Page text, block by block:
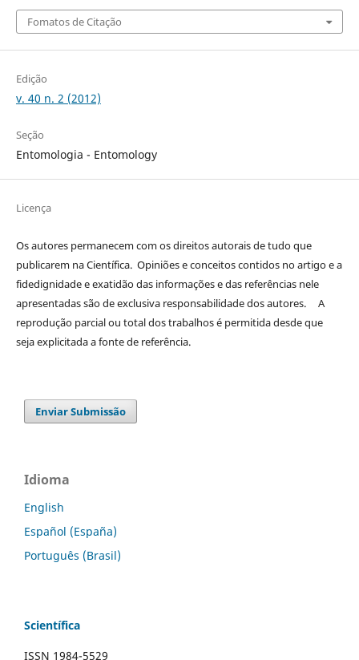
Fomatos de Citação
Edição
v. 40 n. 2 (2012)
Seção
Entomologia - Entomology
Licença
Os autores permanecem com os direitos autorais de tudo que
publicarem na Científica. Opiniões e conceitos contidos no artigo e a
fidedignidade e exatidão das informações e das referências nele
apresentadas são de exclusiva responsabilidade dos autores. A
reprodução parcial ou total dos trabalhos é permitida desde que
seja explicitada a fonte de referência.
Enviar Submissão
Idioma
English
Español (España)
Português (Brasil)
Scientífica
ISSN 1984-5529